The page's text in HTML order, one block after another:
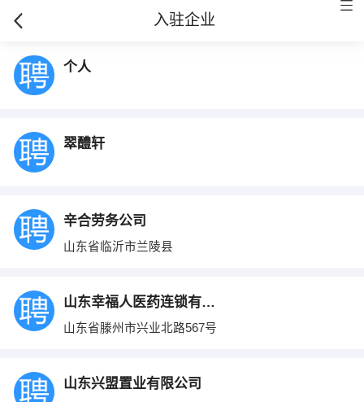
入驻企业
个人
翠醴轩
辛合劳务公司
山东省临沂市兰陵县
山东幸福人医药连锁有限公司
山东省滕州市兴业北路567号
山东兴盟置业有限公司